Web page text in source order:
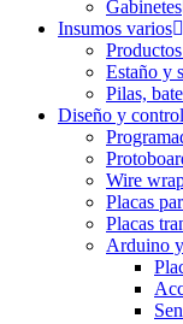
Gabinetes
Insumos varios
Estaño y
Pilas,
Diseño y control
Wire
Placas
Placas
Arduino